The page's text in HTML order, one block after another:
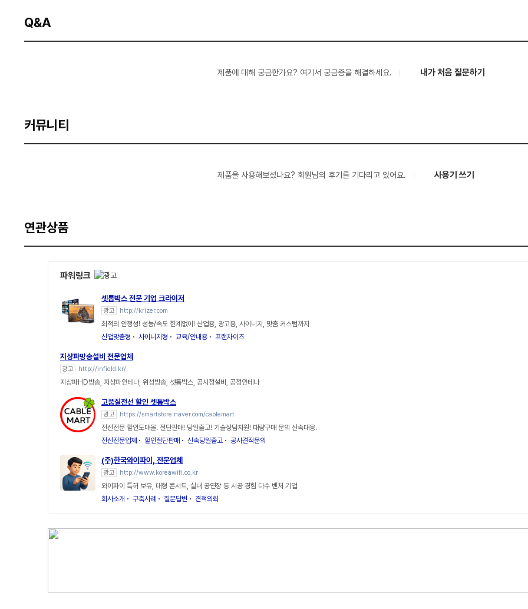
Q&A
제품에 대해 궁금한가요? 여기서 궁금증을 해결하세요. 내가 처음 질문하기
커뮤니티
제품을 사용해보셨나요? 회원님의 후기를 기다리고 있어요. 사용기 쓰기
연관상품
파워링크
셋톱박스 전문 기업 크라이저
광고 http://krizer.com
최적의 안정성! 성능/속도 한계없이! 산업용, 광고용, 사이니지, 맞춤 커스텀까지
산업맞춤형
사이니지형 교육/안내용 프랜차이즈
지상파방송설비 전문업체
광고 http://infield.kr/
지상파HD방송, 지상파안테나, 위성방송, 셋톱박스, 공시청설비, 공청안테나
고품질전선 할인 셋톱박스
광고 https://smartstore.naver.com/cablemart
전선전문 할인도매몰. 절단판매! 당일출고! 기술상담지원! 대량구매 문의 신속대응.
전선전문업체
할인절단판매 신속당일출고 공사견적문의
(주)한국와이파이, 전문업체
광고 http://www.koreawifi.co.kr
와이파이 특허 보유, 대형 콘서트, 실내 공연장 등 시공 경험 다수 벤처 기업
회사소개
구축사례 질문답변 견적의뢰